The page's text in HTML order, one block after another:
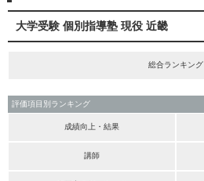
大学受験 個別指導塾 現役 近畿
総合ランキング
評価項目別ランキング
成績向上・結果
講師